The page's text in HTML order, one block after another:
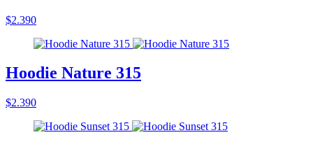
$2.390
Hoodie Nature 315
$2.390